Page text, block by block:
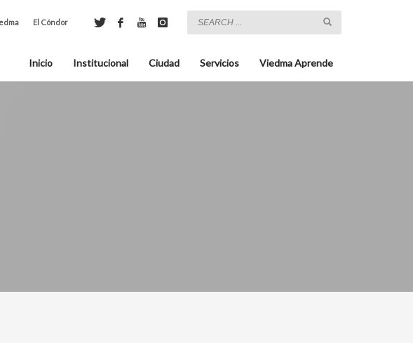
El Cóndor
Inicio Institucional Ciudad Servicios Viedma Aprende